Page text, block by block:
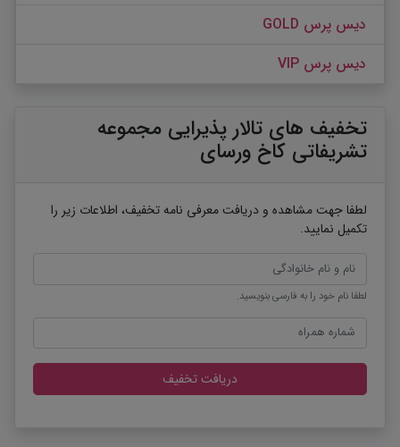
دیس پرس GOLD
دیس پرس VIP
تخفیف های تالار پذیرایی مجموعه
تشریفاتی کاخ ورسای
لطفا جهت مشاهده و دریافت معرفی نامه تخفیف، اطلاعات زیر را
تکمیل نمایید.
لطفا نام خود را به فارسی بنویسید.
دریافت تخفیف